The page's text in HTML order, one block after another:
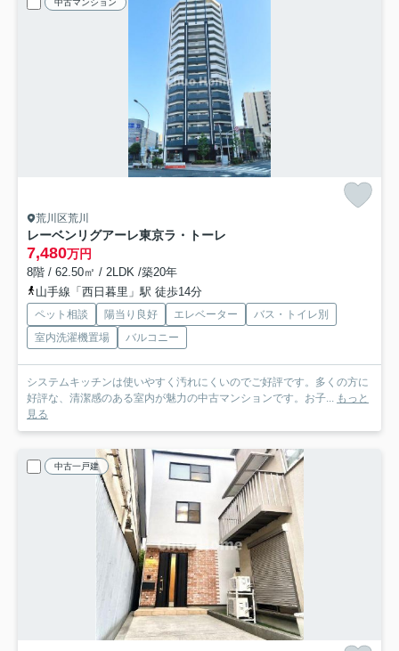
中古マンション
荒川区荒川
レーベンリグアーレ東京ラ・トーレ
7,480万円
8階 / 62.50㎡ / 2LDK /築20年
山手線「西日暮里」駅 徒歩14分
ペット相談 陽当り良好 エレベーター
バス・トイレ別
室内洗濯機置場
バルコニー
システムキッチンは使いやすく汚れにくいのでご好評です。多くの方に
好評な、清潔感のある室内が魅力の中古マンションです。お子...
もっと
見る
中古一戸建